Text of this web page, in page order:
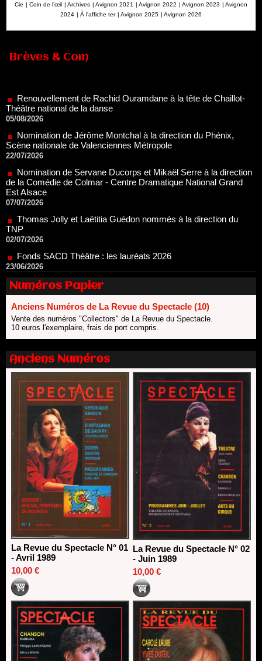
Cie | Coin de l’œil | Archives | Avignon 2021 | Avignon 2022 | Avignon 2023 | Avignon
2024 | À l'affiche ter | Avignon 2025 | Avignon 2026
Brèves & Com
Renouvellement de Rachid Ouramdane à la tête de Chaillot-
Théâtre national de la danse
Scène nationale de Valenciennes Métropole
22/07/2026
de la Comédie de Colmar - Centre Dramatique National Grand
Est Alsace
07/07/2026
Thomas Jolly et Laëtitia Guédon nommés à la direction du
TNP
02/07/2026
23/06/2026
Dispositif ARTCENA Écrire pour le cirque, les lauréats 2026 !
Le palmarès des prix SACD 2026
Les 10 lauréats du Fonds Grandes Formes Théâtre 2026
SACD
13/06/2026
Nomination de Nathalie Garraud et Olivier Saccomano à la
direction du Théâtre de Gennevilliers - CDN
13/06/2026
Dispositif SACD Auteurs d'espaces : les lauréats 2026
18/03/2026
Numéros Papier
Anciens Numéros de La Revue du Spectacle (10)
Vente des numéros "Collectors" de La Revue du Spectacle.
10 euros l'exemplaire, frais de port compris.
Anciens Numéros
La Revue du Spectacle N° 01
- Avril 1989
10,00 €
La Revue du Spectacle N° 02
- Juin 1989
10,00 €